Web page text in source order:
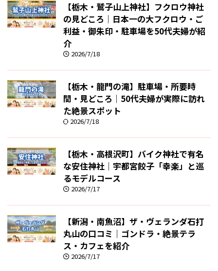
【栃木・鷲子山上神社】フクロウ神社
の見どころ｜日本一の大フクロウ・ご
利益・御朱印・駐車場を50代夫婦が紹
介
2026/7/18
【栃木・龍門の滝】駐車場・所要時
間・見どころ｜50代夫婦が実際に訪れ
た絶景スポット
2026/7/18
【栃木・高根沢町】バイク神社で有名
な安住神社｜宇都宮餃子「幸楽」と巡
るモデルコース
2026/7/17
【新潟・南魚沼】ザ・ヴェランダ石打
丸山の口コミ｜ゴンドラ・絶景テラ
ス・カフェを紹介
2026/7/17